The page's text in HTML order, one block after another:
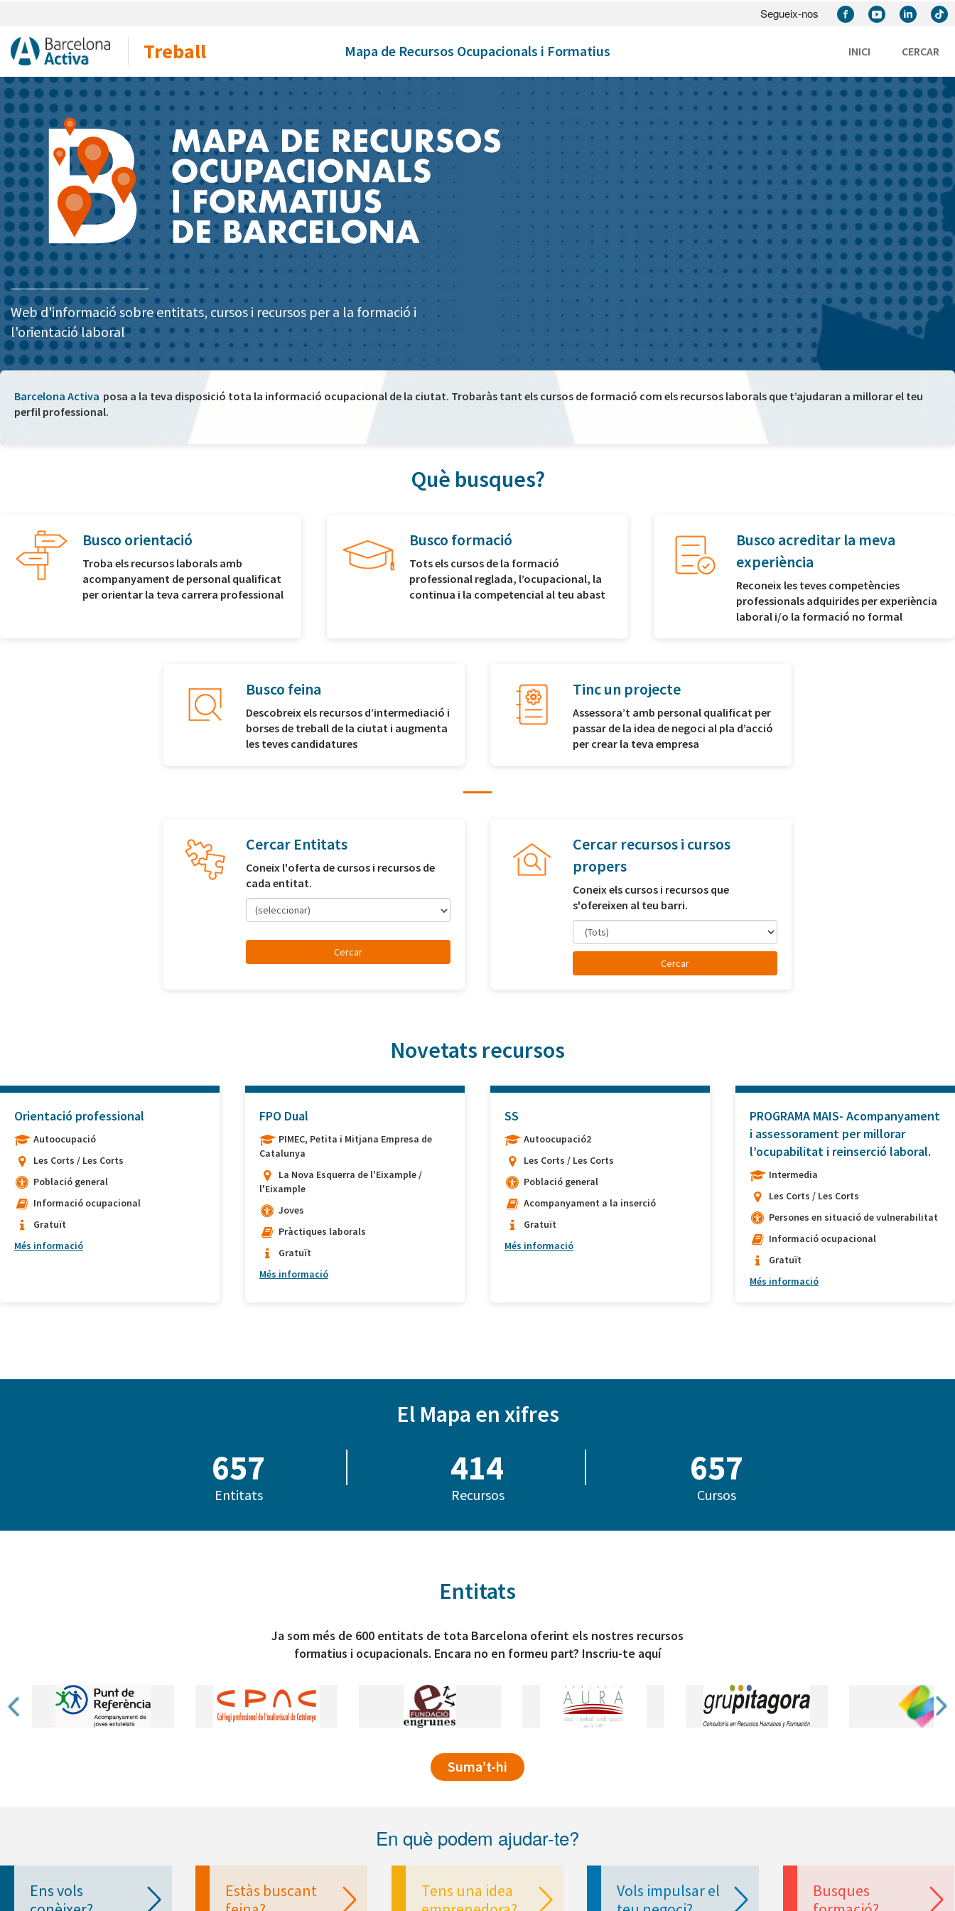
Segueix-nos
Mapa de Recursos Ocupacionals i Formatius
Treball INICI CERCAR
Web d'informació sobre entitats, cursos i recursos per a la formació i
l'orientació laboral
Barcelona Activa posa a la teva disposició tota la informació ocupacional de la ciutat. Trobaràs tant els cursos de formació com els recursos laborals que t’ajudaran a millorar el teu
perfil professional.
Què busques?
Busco orientació
Troba els recursos laborals amb
acompanyament de personal qualificat
per orientar la teva carrera professional
Busco formació
Tots els cursos de la formació
professional reglada, l’ocupacional, la
continua i la competencial al teu abast
Busco acreditar la meva
experiència
Reconeix les teves competències
professionals adquirides per experiència
laboral i/o la formació no formal
Busco feina
Descobreix els recursos d’intermediació i
borses de treball de la ciutat i augmenta
les teves candidatures
Tinc un projecte
Assessora’t amb personal qualificat per
passar de la idea de negoci al pla d’acció
per crear la teva empresa
Cercar Entitats
Coneix l'oferta de cursos i recursos de
cada entitat.
(seleccionar)
Cercar recursos i cursos
propers
Coneix els cursos i recursos que
s'ofereixen al teu barri.
Novetats recursos
Orientació professional
Autoocupació
Les Corts / Les Corts
Població general
Informació ocupacional
Gratuït
Més informació
FPO Dual
PIMEC, Petita i Mitjana Empresa de
Catalunya
La Nova Esquerra de l'Eixample /
l'Eixample
Joves
Pràctiques laborals
Gratuït
Més informació
SS
Autoocupació2
Les Corts / Les Corts
Població general
Acompanyament a la inserció
Gratuït
Més informació
PROGRAMA MAIS- Acompanyament
i assessorament per millorar
l’ocupabilitat i reinserció laboral.
Intermedia
Les Corts / Les Corts
Persones en situació de vulnerabilitat
Informació ocupacional
Gratuït
Més informació
El Mapa en xifres
685
Entitats
414
Recursos
840
Cursos
Entitats
Ja som més de 600 entitats de tota Barcelona oferint els nostres recursos
formatius i ocupacionals. Encara no en formeu part? Inscriu-te aquí
Suma’t-hi
En què podem ajudar-te?
Ens vols
Estàs buscant
Tens una idea
Vols impulsar el
Busques